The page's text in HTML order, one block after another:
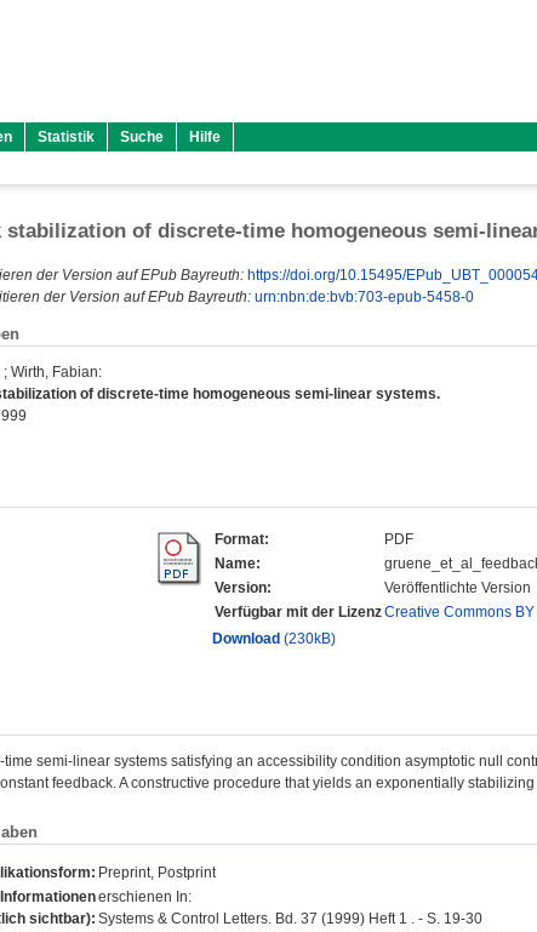
Statistik Suche Hilfe
stabilization of discrete-time homogeneous semi-
der Version auf EPub Bayreuth: https://doi.org/10.15495/
der Version auf EPub Bayreuth: urn:nbn:de:bvb:703-epub-5458-0
; Wirth, Fabian:
of discrete-time homogeneous semi-linear systems.
Format:
PDF
Name:
Version:
Veröffentlichte Version
Verfügbar mit der LizenzCreative Commons
Download (230kB)
time semi-linear systems satisfying an accessibility condition asymptotic null
feedback. A constructive procedure that yields an exponentially stabilizing
Preprint, Postprint
sichtbar):
erschienen In:
Systems & Control Letters. Bd. 37 (1999) Heft 1 . - S. 19-30